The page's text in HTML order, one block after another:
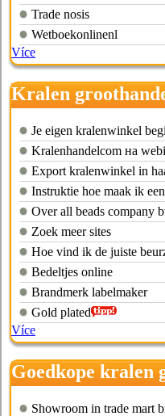
Trade nosis
Wetboekonlinenl
Více
Kralen
bedrijven
Je eigen kralenwinkel
Kralenhandelcom на
Export kralenwinkel in
Instruktie hoe maak ik
Over all beads company
Zoek meer sites
Hoe vind ik de juiste
Bedeltjes online
Brandmerk labelmaker
Gold plated
Více
Goedkope kralen
voor particulieren
Showroom in trade mart